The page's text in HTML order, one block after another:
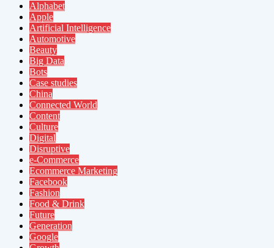
Alphabet
Apple
Artificial Intelligence
Automotive
Beauty
Big Data
Bots
Case studies
China
Connected World
Content
Culture
Digital
Disruptive
e-Commerce
Ecommerce Marketing
Facebook
Fashion
Food & Drink
Future
Generation
Google